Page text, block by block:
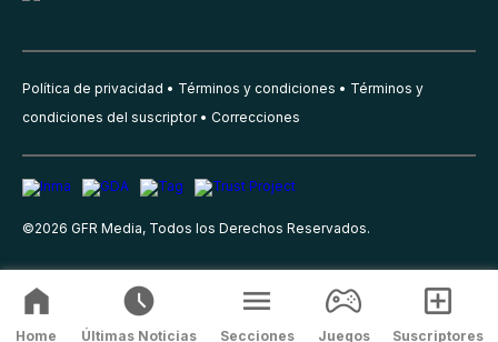
Política de privacidad Términos y condiciones
Términos y
condiciones del suscriptor
Correcciones
©2026 GFR Media, Todos los Derechos Reservados.
Home Últimas Noticias Secciones Juegos Suscriptores